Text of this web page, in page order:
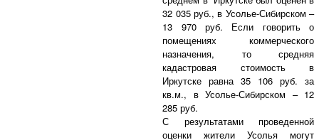
32 035 руб., в Усолье-Сибирском –
13 970 руб. Если говорить о
помещениях коммерческого
назначения, то средняя
кадастровая стоимость в
Иркутске равна 35 106 руб. за
кв.м., в Усолье-Сибирском – 12
285 руб.
С результатами проведенной
оценки жители Усолья могут